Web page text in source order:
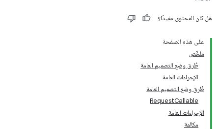
هل كان المحتوى مفيدًا؟
على هذه الصفحة
ملخّص
طُرق وضع التصميم العامة
الإجراءات العامة
طُرق وضع التصميم العامة
RequestCallable
الإجراءات العامة
مكالمة